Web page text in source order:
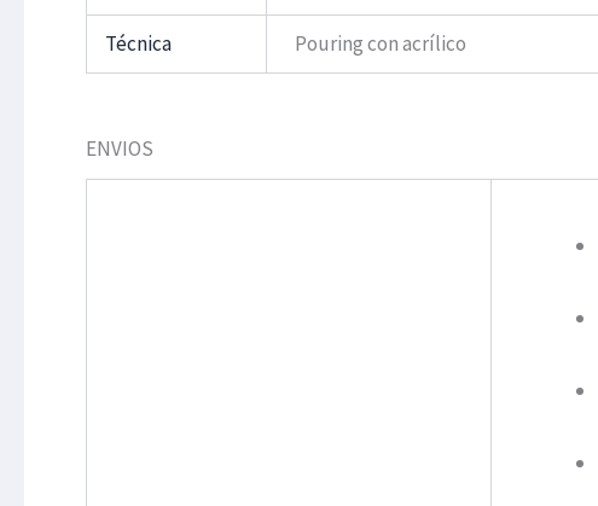
Técnica Pouring con acrílico
ENVIOS